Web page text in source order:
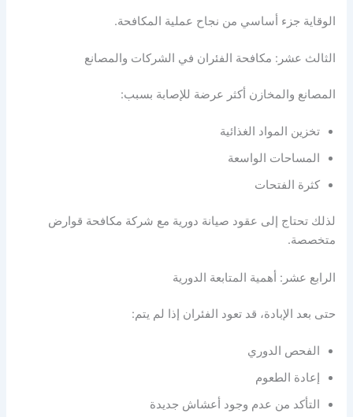
الوقاية جزء أساسي من نجاح عملية المكافحة.
الثالث عشر: مكافحة الفئران في الشركات والمصانع
المصانع والمخازن أكثر عرضة للإصابة بسبب:
تخزين المواد الغذائية
المساحات الواسعة
كثرة الفتحات
لذلك تحتاج إلى عقود صيانة دورية مع شركة مكافحة قوارض
متخصصة.
الرابع عشر: أهمية المتابعة الدورية
حتى بعد الإبادة، قد تعود الفئران إذا لم يتم:
الفحص الدوري
إعادة الطعوم
التأكد من عدم وجود أعشاش جديدة